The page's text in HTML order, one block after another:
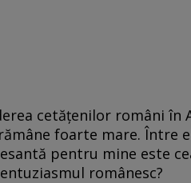
cetăţenilor români în
foarte mare. Între
pentru mine este
românesc?